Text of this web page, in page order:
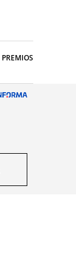
PREMIOS